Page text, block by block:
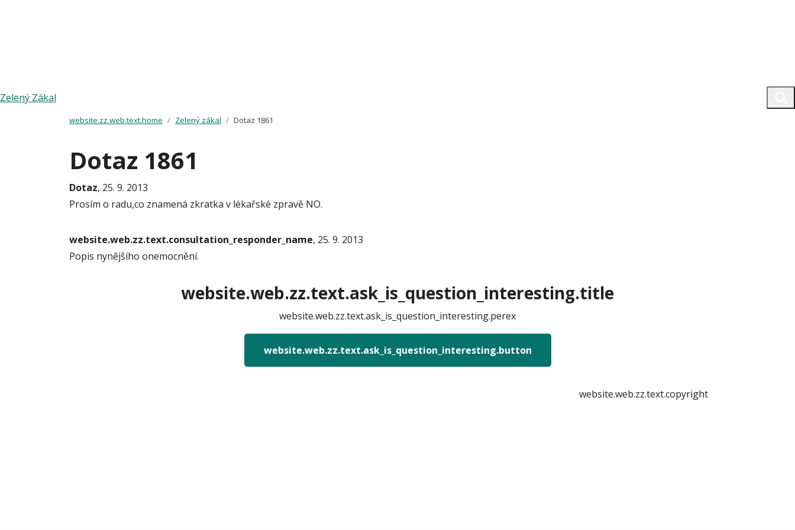
Zelený Zákal
website.zz.web.text.home Zelený zákal Dotaz 1861
Dotaz 1861
Dotaz, 25. 9. 2013
Prosím o radu,co znamená zkratka v lékařské zpravě NO.
website.web.zz.text.consultation_responder_name, 25. 9. 2013
Popis nynějšího onemocnění.
website.web.zz.text.ask_is_question_interesting.title
website.web.zz.text.ask_is_question_interesting.perex
website.web.zz.text.ask_is_question_interesting.button
website.web.zz.text.copyright